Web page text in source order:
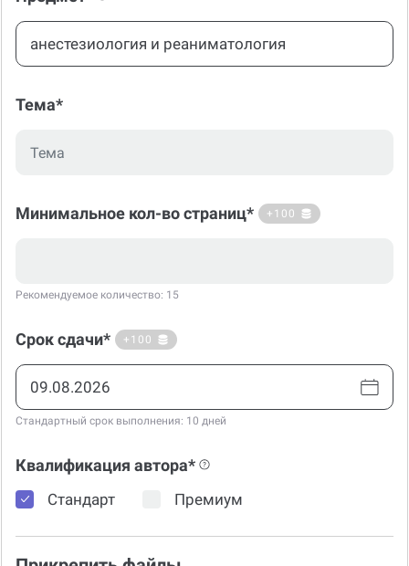
Тема*
Минимальное кол-во страниц* +100
Рекомендуемое количество: 15
Срок сдачи* +100
Стандартный срок выполнения: 10 дней
Квалификация автора*
Стандарт Премиум